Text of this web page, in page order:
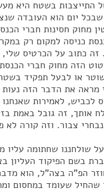
התייצבות בשטח היא
יום הוא העובדה
מחוק חסינות חברי
כניסה למקום רק
זה כתוב על הכרטיס
הזה מחוק חברי
או לבעל תפקיד
מראה את הדבר הזה נעות
לכביש, לאמירות שאנחנו
אותך, זה גובל באמת
צבור. וזה קורה לא
שולחננו שחתומה עליו
בשם הפיקוד העליון
הפ"ה בצה"ל, הוא
שהחיל שעומד במחסום